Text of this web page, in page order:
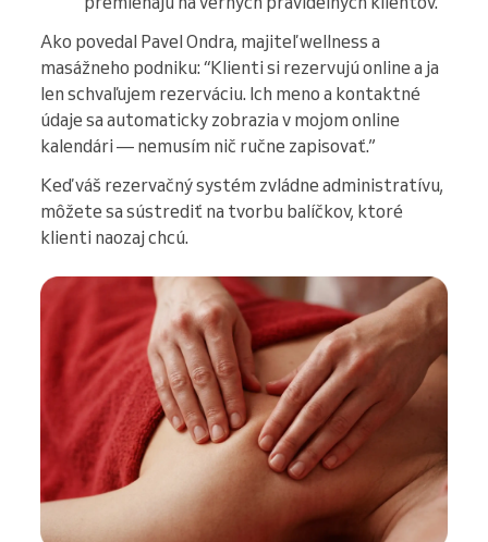
Ako povedal Pavel Ondra, majiteľ wellness a
masážneho podniku: “Klienti si rezervujú online a ja
len schvaľujem rezerváciu. Ich meno a kontaktné
údaje sa automaticky zobrazia v mojom online
kalendári — nemusím nič ručne zapisovať.”
Keď váš rezervačný systém zvládne administratívu,
môžete sa sústrediť na tvorbu balíčkov, ktoré
klienti naozaj chcú.